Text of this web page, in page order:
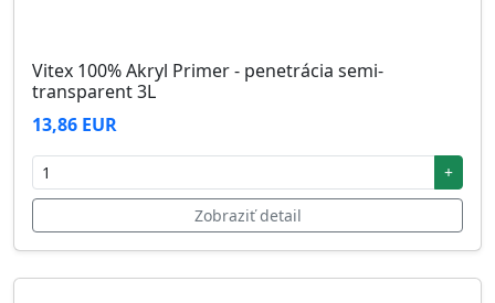
Vitex 100% Akryl Primer - penetrácia semi-
transparent 3L
13,86 EUR
+
Zobraziť detail